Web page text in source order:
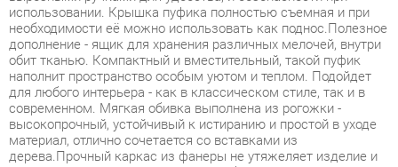
наполнит пространство особым уютом и теплом. Подойдет
для любого интерьера - как в классическом стиле, так и в
современном. Мягкая обивка выполнена из рогожки -
высокопрочный, устойчивый к истиранию и простой в уходе
материал, отлично сочетается со вставками из
дерева.Прочный каркас из фанеры не утяжеляет изделие и
выдерживает нагрузку до 150 кг.Небольшие подпятники в
основании пуфа защищают напольные покрытия от царапин
и предотвращают скольжение. Высота пуфа 44 см. Диаметр
39 см.